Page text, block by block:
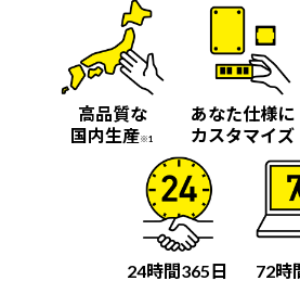
高品質な
国内生産※1
あなた仕様に
カスタマイズ
24時間365日
72時